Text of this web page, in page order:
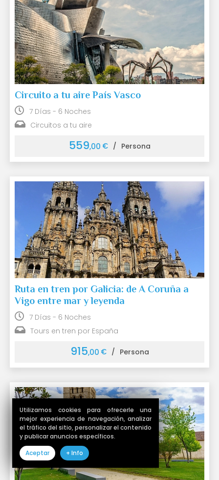
Utilizamos cookies para ofrecerle una
mejor experiencia de navegación, analizar
el tráfico del sitio, personalizar el contenido
y publicar anuncios específicos.
Aceptar
+ Info
Circuito a tu aire País Vasco
7 Días - 6 Noches
Circuitos a tu aire
559,00 € / Persona
Ruta en tren por Galicia: de A Coruña a
Vigo entre mar y leyenda
7 Días - 6 Noches
Tours en tren por España
915,00 € / Persona